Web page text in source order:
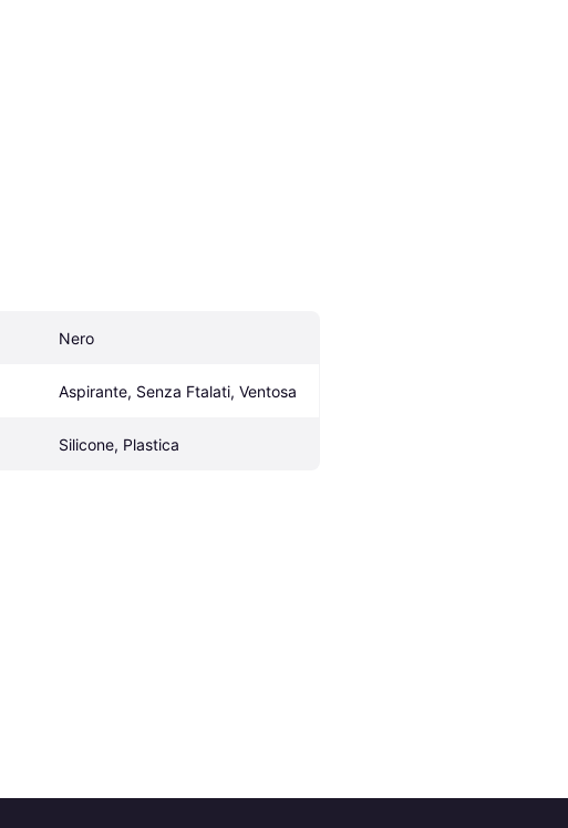
Nero
Aspirante, Senza Ftalati, Ventosa
Silicone, Plastica